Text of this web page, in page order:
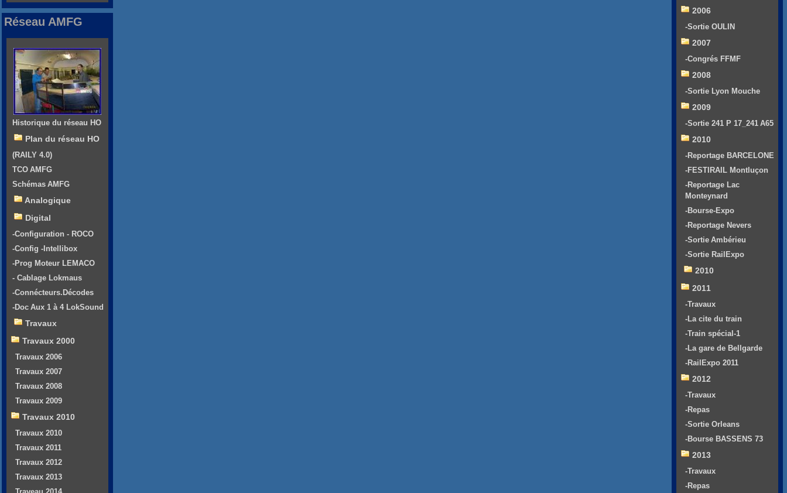
Réseau AMFG
Historique du réseau HO
Plan du réseau HO
(RAILY 4.0)
TCO AMFG
Schémas AMFG
Analogique
Digital
-Configuration - ROCO
-Config -Intellibox
-Prog Moteur LEMACO
- Cablage Lokmaus
-Connécteurs.Décodes
-Doc Aux 1 à 4 LokSound
Travaux
Travaux 2000
Travaux 2006
Travaux 2007
Travaux 2008
Travaux 2009
Travaux 2010
Travaux 2010
Travaux 2011
Travaux 2012
Travaux 2013
2006
-Sortie OULIN
2007
-Congrés FFMF
2008
-Sortie Lyon Mouche
2009
-Sortie 241 P 17_241 A65
2010
-Reportage BARCELONE
-FESTIRAIL Montluçon
-Reportage Lac
Monteynard
-Bourse-Expo
-Reportage Nevers
-Sortie Ambérieu
-Sortie RailExpo
2010
2011
-Travaux
-La cite du train
-Train spécial-1
-La gare de Bellgarde
-RailExpo 2011
2012
-Travaux
-Repas
-Sortie Orleans
-Bourse BASSENS 73
2013
-Travaux
-Repas